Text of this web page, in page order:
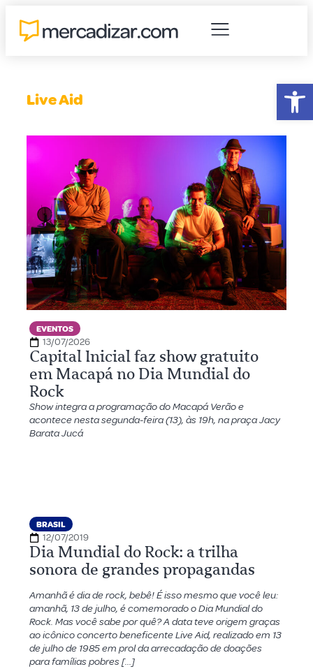
Live Aid
EVENTOS
13/07/2026
Capital Inicial faz show gratuito
em Macapá no Dia Mundial do
Rock
Show integra a programação do Macapá Verão e
acontece nesta segunda-feira (13), às 19h, na praça Jacy
Barata Jucá
BRASIL
12/07/2019
Dia Mundial do Rock: a trilha
sonora de grandes propagandas
Amanhã é dia de rock, bebê! É isso mesmo que você leu:
amanhã, 13 de julho, é comemorado o Dia Mundial do
Rock. Mas você sabe por quê? A data teve origem graças
ao icônico concerto beneficente Live Aid, realizado em 13
de julho de 1985 em prol da arrecadação de doações
para famílias pobres […]